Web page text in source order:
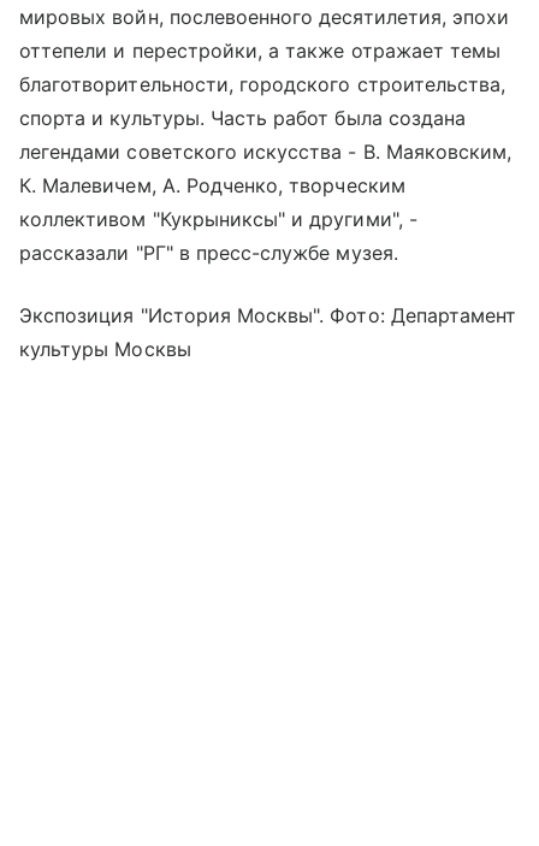
мировых войн, послевоенного десятилетия, эпохи
оттепели и перестройки, а также отражает темы
благотворительности, городского строительства,
спорта и культуры. Часть работ была создана
легендами советского искусства - В. Маяковским,
К. Малевичем, А. Родченко, творческим
коллективом "Кукрыниксы" и другими", -
рассказали "РГ" в пресс-службе музея.
Экспозиция "История Москвы". Фото: Департамент
культуры Москвы